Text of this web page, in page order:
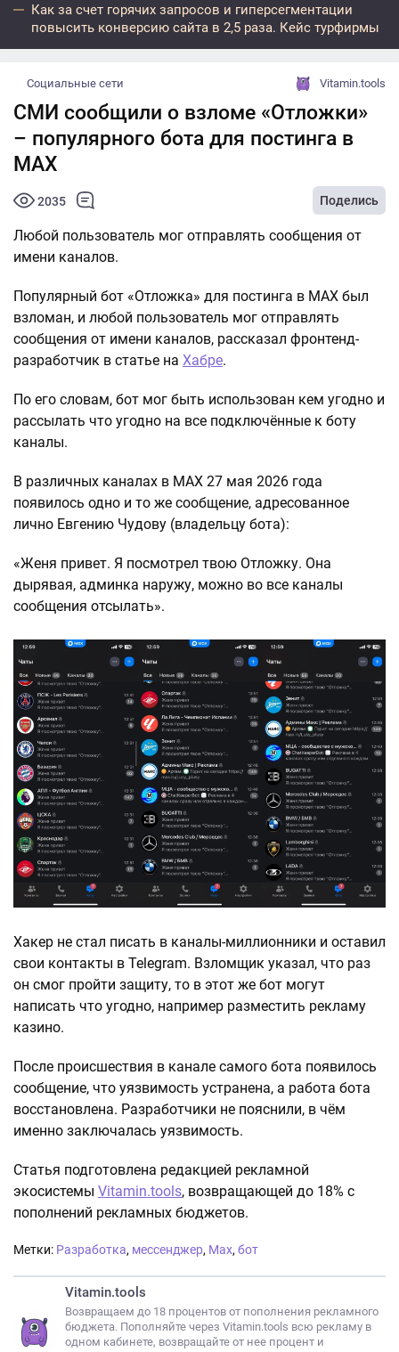
Как за счет горячих запросов и гиперсегментации
повысить конверсию сайта в 2,5 раза. Кейс турфирмы
Социальные сети Vitamin.tools
СМИ сообщили о взломе «Отложки»
– популярного бота для постинга в
МАХ
2035 Поделись
Любой пользователь мог отправлять сообщения от
имени каналов.
Популярный бот «Отложка» для постинга в МАХ был
взломан, и любой пользователь мог отправлять
сообщения от имени каналов, рассказал фронтенд-
разработчик в статье на Хабре.
По его словам, бот мог быть использован кем угодно и
рассылать что угодно на все подключённые к боту
каналы.
В различных каналах в МАХ 27 мая 2026 года
появилось одно и то же сообщение, адресованное
лично Евгению Чудову (владельцу бота):
«Женя привет. Я посмотрел твою Отложку. Она
дырявая, админка наружу, можно во все каналы
сообщения отсылать».
Хакер не стал писать в каналы-миллионники и оставил
свои контакты в Telegram. Взломщик указал, что раз
он смог пройти защиту, то в этот же бот могут
написать что угодно, например разместить рекламу
казино.
После происшествия в канале самого бота появилось
сообщение, что уязвимость устранена, а работа бота
восстановлена. Разработчики не пояснили, в чём
именно заключалась уязвимость.
Статья подготовлена редакцией рекламной
экосистемы Vitamin.tools, возвращающей до 18% с
пополнений рекламных бюджетов.
Метки: Разработка, мессенджер, Max, бот
Vitamin.tools
Возвращаем до 18 процентов от пополнения рекламного
бюджета. Пополняйте через Vitamin.tools всю рекламу в
одном кабинете, возвращайте от нее процент и